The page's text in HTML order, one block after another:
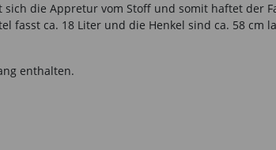
die Appretur vom Stoff und somit haftet der
fasst ca. 18 Liter und die Henkel sind ca. 58 cm
enthalten.